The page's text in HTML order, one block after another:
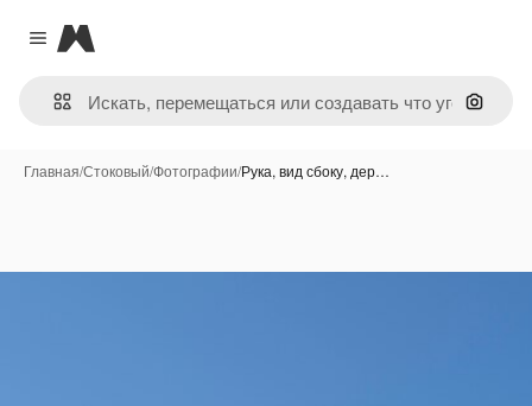
Close menu
Magnific
Поиск
Главная/Стоковый/Фотографии/Рука, вид сбоку, дер…